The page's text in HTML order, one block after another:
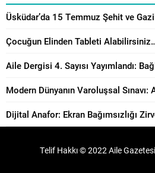
Üsküdar’da 15 Temmuz Şehit ve
Telif Hakkı © 2022 Aile